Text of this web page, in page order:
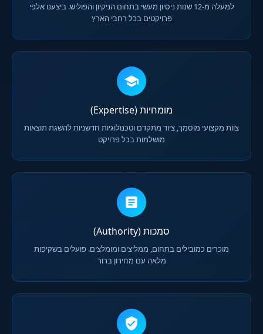
למעלה מ-12 שנות ניסיון מעשי בתחום הניקיון והפוליש. ביצענו אלפי
פרויקטים בכל רחבי הארץ
מומחיות (Expertise)
צוות מקצועי מוסמך, ציוד מתקדם וטכנולוגיות חדשניות להשגת תוצאות
מושלמות בכל פרויקט
סמכות (Authority)
מוכרים כמובילים בתחום, ממליצים ומומלצים. פועלים בשקיפות
מלאה עם מחירון ברור